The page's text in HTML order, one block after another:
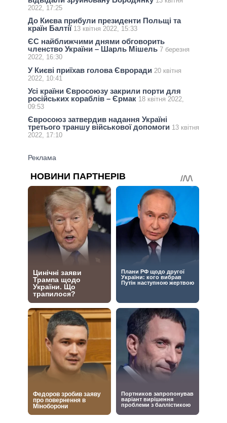
2022, 17:25
До Києва прибули президенти Польщі та
країн Балтії 13 квітня 2022, 15:33
ЄС найближчими днями обговорить
членство України – Шарль Мішель 7 березня
2022, 16:30
У Києві приїхав голова Євроради 20 квітня
2022, 10:41
Усі країни Євросоюзу закрили порти для
російських кораблів – Єрмак 18 квітня 2022,
09:53
Євросоюз затвердив надання Україні
третього траншу військової допомоги 13 квітня
2022, 17:10